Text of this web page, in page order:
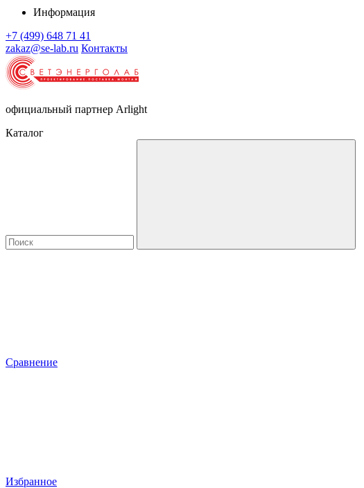
Информация
+7 (499) 648 71 41
zakaz@se-lab.ru Контакты
официальный партнер Arlight
Каталог
Сравнение
Избранное